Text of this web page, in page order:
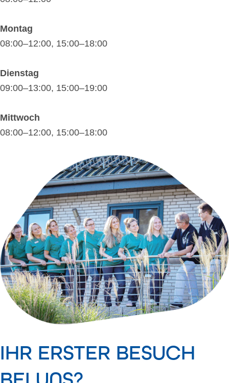
Montag
08:00–12:00, 15:00–18:00
Dienstag
09:00–13:00, 15:00–19:00
Mittwoch
08:00–12:00, 15:00–18:00
IHR ERSTER BESUCH